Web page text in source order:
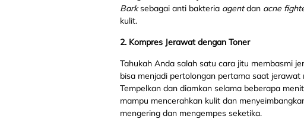
Barksebagai anti bakteria agentdan acne
kulit.
2. Kompres Jerawat dengan Toner
Tahukah Anda salah satu cara jitu membasmi
bisa menjadi pertolongan pertama saat
Tempelkan dan diamkan selama beberapa
mampu mencerahkan kulit dan
mengering dan mengempes seketika.